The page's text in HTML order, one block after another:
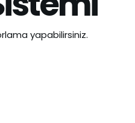
yapabilirsiniz.